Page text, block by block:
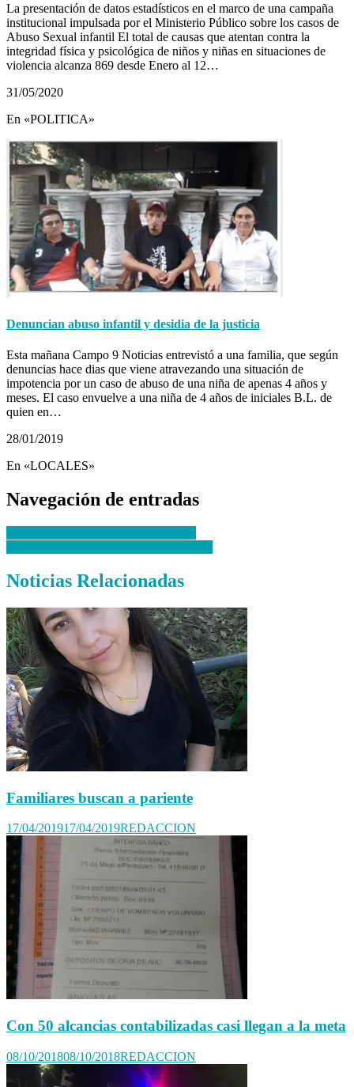
La presentación de datos estadísticos en el marco de una campaña
institucional impulsada por el Ministerio Público sobre los casos de
Abuso Sexual infantil El total de causas que atentan contra la
integridad física y psicológica de niños y niñas en situaciones de
violencia alcanza 869 desde Enero al 12…
31/05/2020
En «POLITICA»
Denuncian abuso infantil y desidia de la justicia
Esta mañana Campo 9 Noticias entrevistó a una familia, que según
denuncias hace dias que viene atravezando una situación de
impotencia por un caso de abuso de una niña de apenas 4 años y
meses. El caso envuelve a una niña de 4 años de iniciales B.L. de
quien en…
28/01/2019
En «LOCALES»
Navegación de entradas
Noticias Relacionadas
Familiares buscan a pariente
17/04/201917/04/2019REDACCION
Con 50 alcancias contabilizadas casi llegan a la meta
08/10/201808/10/2018REDACCION